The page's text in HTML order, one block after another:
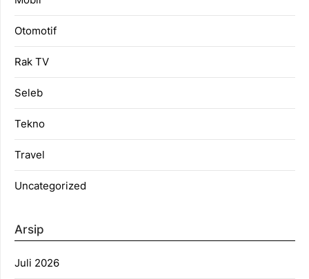
Otomotif
Rak TV
Seleb
Tekno
Travel
Uncategorized
Arsip
Juli 2026